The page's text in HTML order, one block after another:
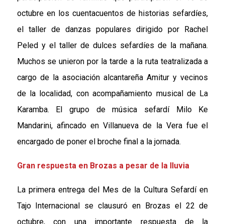
octubreen los cuentacuentos de historias sefardíes,
el taller de danzas populares dirigido por Rachel
Peled y el taller de dulces sefardíes de la mañana.
Muchos se unieron por la tarde a la ruta teatralizada a
cargo de la asociación alcantareña Amitur y vecinos
de la localidad, con acompañamiento musical de La
Karamba. El grupo de música sefardí Milo Ke
Mandarini, afincado en Villanueva de la Verafue el
encargadode poner el broche final a la jornada.
Gran respuesta en Brozas a pesar de la lluvia
La primera entrega del Mes de la Cultura Sefardí en
Tajo Internacional se clausuró en Brozas el 22 de
octubre, con una importante respuesta de la